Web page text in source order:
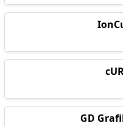
GD